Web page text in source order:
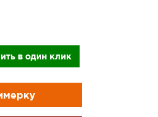
в один клик